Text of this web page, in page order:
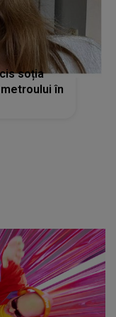
soția
în